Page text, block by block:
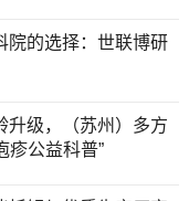
院的选择：世联博研
升级，（苏州）多方
疹公益科普”